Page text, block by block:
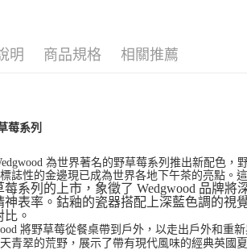
明 商品規格 相關推薦
莓系列
為世界著名的野草莓系列推出新配色
誌性的金邊現已成為世界各地下午茶的亮點。
莓系列的上市，象徵了 Wedgwood 品牌
神表率。鈷釉的瓷器搭配上深藍色調的視
比。
將野草莓從餐桌帶到戶外，以走出戶外和重
青翠的荒野，展示了帶有現代風味的經典英國